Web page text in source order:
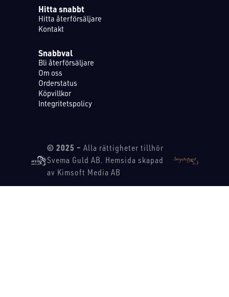
Hitta snabbt
Hitta återförsäljare
Kontakt
Snabbval
Bli återförsäljare
Om oss
Orderstatus
Köpvillkor
Integritetspolicy
© 2025 – Alla rättigheter tillhör
Svema Guld AB. Hemsida skapad
av Kimsoft Media AB